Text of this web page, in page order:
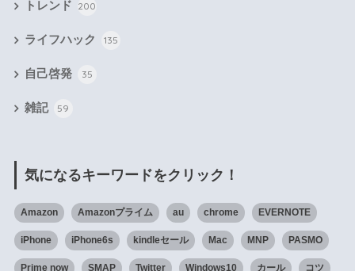
トレンド 200
ライフハック 135
自己啓発 35
雑記 59
気になるキーワードをクリック！
Amazon Amazonプライム au chrome EVERNOTE
iPhone iPhone6s kindleセール Mac MNP PASMO
Prime now SMAP Twitter Windows10 カール コツ